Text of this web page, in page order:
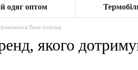
одяг оптом
Ваші покупці
якого